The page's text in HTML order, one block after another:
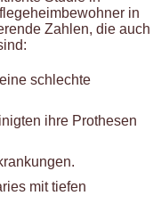
in
Zahlen, die auch
schlechte
ihre Prothesen
mit tiefen